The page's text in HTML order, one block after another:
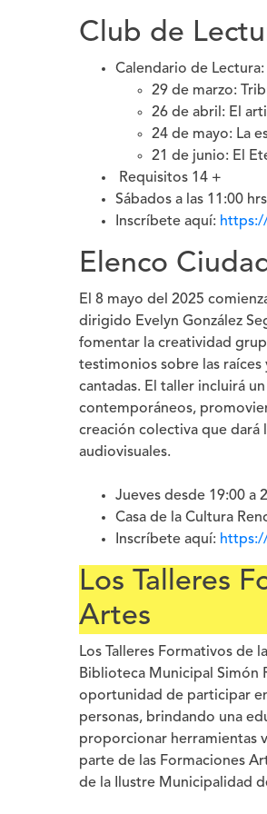
Club de
Calendario de Lectura:
29 de marzo:
26 de abril: El
24 de mayo: La
21 de junio: El
Requisitos 14 +
Sábados a las 11:00
Inscríbete aquí:
Elenco
El 8 mayo del 2025
dirigido Evelyn González
fomentar la creatividad
testimonios sobre las raíces
cantadas. El taller incluirá
contemporáneos,
creación colectiva que dará
audiovisuales.
Jueves desde 19:00 a
Casa de la Cultura
Inscríbete aquí:
Los Talleres
Artes
Los Talleres Formativos de
Biblioteca Municipal Simón
oportunidad de participar
personas, brindando una
proporcionar herramientas
parte de las Formaciones
de la Ilustre Municipalidad